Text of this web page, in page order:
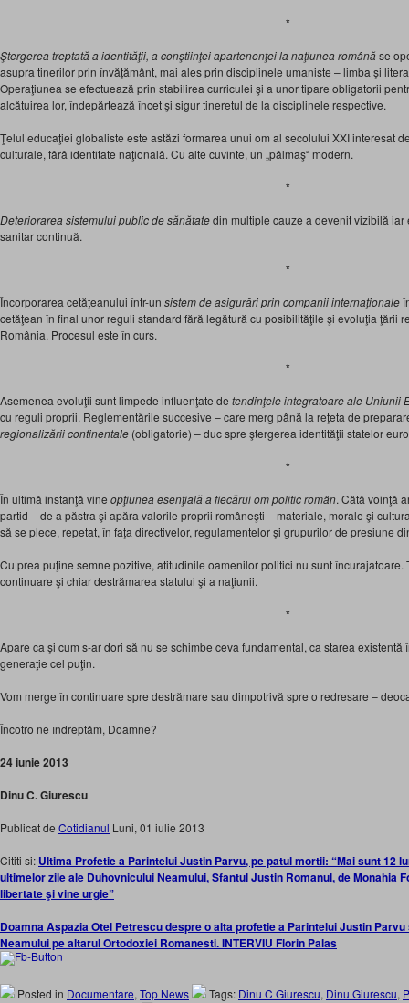
*
Ştergerea treptată a identităţii, a conştiinţei apartenenţei la naţiunea românăse
asupra tinerilor prin învăţământ, mai ales prin disciplinele umaniste – limba şi
Operaţiunea se efectuează prin stabilirea curriculei şi a unor tipare obligatorii
alcătuirea lor, îndepărtează încet şi sigur tineretul de la disciplinele respective.
Ţelul educaţiei globaliste este astăzi formarea unui om al secolului XXI interesat
culturale, fără identitate naţională. Cu alte cuvinte, un „pălmaş“ modern.
*
Deteriorarea sistemului public de sănătatedin multiple cauze a devenit vizibilă
sanitar continuă.
*
Încorporarea cetăţeanului într-un sistem de asigurări prin companii internaţionale
cetăţean în final unor reguli standard fără legătură cu posibilităţile şi evoluţia ţării
România. Procesul este în curs.
*
Asemenea evoluţii sunt limpede influenţate de tendinţele integratoare ale Uniunii
cu reguli proprii. Reglementările succesive – care merg până la reţeta de
regionalizării continentale (obligatorie) – duc spre ştergerea identităţii statelor
*
În ultimă instanţă vine opţiunea esenţială a fiecărui om politic român. Câtă voinţă
partid – de a păstra şi apăra valorile proprii româneşti – materiale, morale şi
să se plece, repetat, în faţa directivelor, regulamentelor şi grupurilor de presiune
Cu prea puţine semne pozitive, atitudinile oamenilor politici nu sunt încurajatoare.
continuare şi chiar destrămarea statului şi a naţiunii.
*
Apare ca şi cum s-ar dori să nu se schimbe ceva fundamental, ca starea
generaţie cel puţin.
Vom merge în continuare spre destrămare sau dimpotrivă spre o redresare –
Încotro ne îndreptăm, Doamne?
24 iunie 2013
Dinu C. Giurescu
Publicat de Cotidianul Luni, 01 iulie 2013
Cititi si: Ultima Profetie a Parintelui Justin Parvu, pe patul mortii: “Mai sunt 12
ultimelor zile ale Duhovnicului Neamului, Sfantul Justin Romanul, de Monahia
libertate şi vine urgie”
Doamna Aspazia Otel Petrescu despre o alta profetie a Parintelui Justin
Neamului pe altarul Ortodoxiei Romanesti. INTERVIU Florin Palas
Posted in Documentare, Top News Tags: Dinu C Giurescu, Dinu Giurescu,